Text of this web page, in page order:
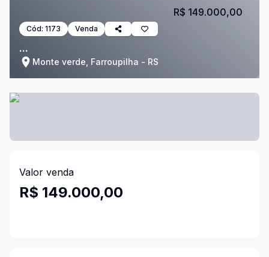
Cód: 1173 Venda
...
Monte verde, Farroupilha - RS
R$ 149.000,00
Valor venda
R$ 149.000,00